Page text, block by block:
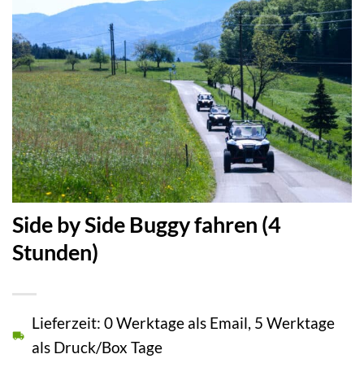
Side by Side Buggy fahren (4
Stunden)
Lieferzeit: 0 Werktage als Email, 5 Werktage
als Druck/Box Tage